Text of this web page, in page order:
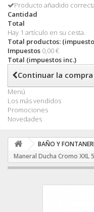
Producto añadido
Cantidad
Total
Hay 1 artículo en su cesta.
Total productos:
Impuestos 0,00 €
Total (impuestos inc.)
Continuar la compra
Menú
Los más vendidos
Promociones
Novedades
BAÑO Y
Maneral Ducha Cromo XXL